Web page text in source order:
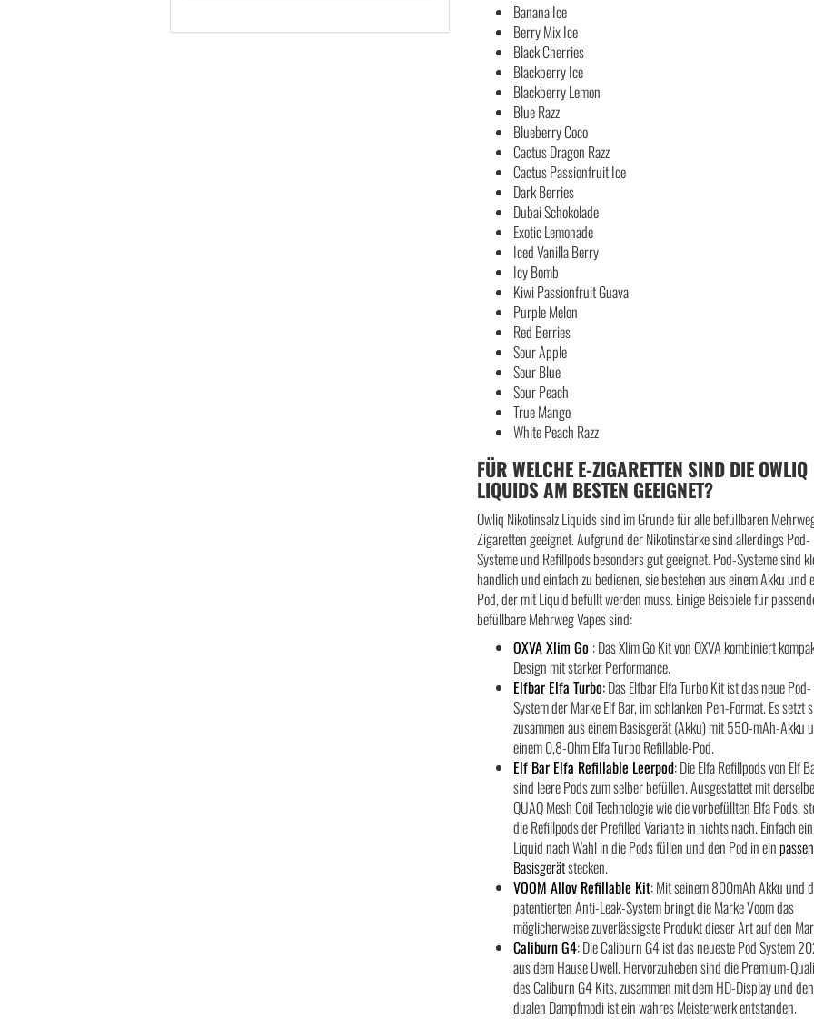
Banana Ice
Berry Mix Ice
Black Cherries
Blackberry Ice
Blackberry Lemon
Blue Razz
Blueberry Coco
Cactus Dragon Razz
Cactus Passionfruit Ice
Dark Berries
Dubai Schokolade
Exotic Lemonade
Iced Vanilla Berry
Icy Bomb
Kiwi Passionfruit Guava
Purple Melon
Red Berries
Sour Apple
Sour Blue
Sour Peach
True Mango
White Peach Razz
FÜR WELCHE E-ZIGARETTEN SIND DIE OWLIQ
LIQUIDS AM BESTEN GEEIGNET?
Owliq Nikotinsalz Liquids sind im Grunde für alle befüllbaren
Zigaretten geeignet. Aufgrund der Nikotinstärke sind allerdings Pod-
Systeme und Refillpods besonders gut geeignet. Pod-Systeme sind
handlich und einfach zu bedienen, sie bestehen aus einem Akku und
Pod, der mit Liquid befüllt werden muss. Einige Beispiele für
befüllbare Mehrweg Vapes sind:
OXVA Xlim Go : Das Xlim Go Kit von OXVA kombiniert
Design mit starker Performance.
Elfbar Elfa Turbo:Das Elfbar Elfa Turbo Kit ist das neue Pod-
System der Marke Elf Bar, im schlanken Pen-Format. Es setzt
zusammen aus einem Basisgerät (Akku) mit 550-mAh-Akku
einem 0,8-Ohm Elfa Turbo Refillable-Pod.
Elf Bar Elfa Refillable Leerpod: Die Elfa Refillpods von Elf
sind leere Pods zum selber befüllen. Ausgestattet mit
QUAQ Mesh Coil Technologie wie die vorbefüllten Elfa Pods,
die Refillpods der Prefilled Variante in nichts nach. Einfach ein
Liquid nach Wahl in die Pods füllen und den Pod in ein
Basisgerätstecken.
VOOM Allov Refillable Kit: Mit seinem 800mAh Akku und
patentierten Anti-Leak-System bringt die Marke Voom das
möglicherweise zuverlässigste Produkt dieser Art auf den
Caliburn G4: Die Caliburn G4 ist das neueste Pod System
aus dem Hause Uwell. Hervorzuheben sind die Premium-
des Caliburn G4 Kits, zusammen mit dem HD-Display und den
dualen Dampfmodi ist ein wahres Meisterwerk entstanden.